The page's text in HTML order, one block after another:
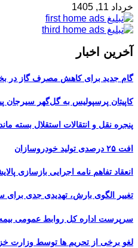
خرداد 11, 1405
آخرین اخبار
گام جدید برای کاهش مصرف گاز در
کاپیتان پرسپولیس به گل‌گهر سیرجان
پنجره‌ نقل و انتقالات استقلال بسته
افت ۲۵ درصدی تولید خودروسازان
انعقاد تفاهم نامه اجرایی بازسازی
تغییر الگوی بارش، تهدیدی جدی برای
سرپرست اداره کل روابط عمومی
لغو برخی از تحریم ها توسط وزارت